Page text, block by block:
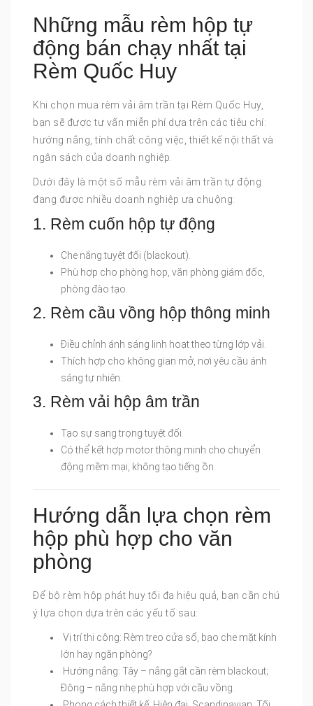
Những mẫu rèm hộp tự
động bán chạy nhất tại
Rèm Quốc Huy
Khi chọn mua rèm vải âm trần tại Rèm Quốc Huy,
bạn sẽ được tư vấn miễn phí dựa trên các tiêu chí:
hướng nắng, tính chất công việc, thiết kế nội thất và
ngân sách của doanh nghiệp.
Dưới đây là một số mẫu rèm vải âm trần tự động
đang được nhiều doanh nghiệp ưa chuộng:
1. Rèm cuốn hộp tự động
Che nắng tuyệt đối (blackout).
Phù hợp cho phòng họp, văn phòng giám đốc,
phòng đào tạo.
2. Rèm cầu vồng hộp thông minh
Điều chỉnh ánh sáng linh hoạt theo từng lớp vải.
Thích hợp cho không gian mở, nơi yêu cầu ánh
sáng tự nhiên.
3. Rèm vải hộp âm trần
Tạo sự sang trọng tuyệt đối.
Có thể kết hợp motor thông minh cho chuyển
động mềm mại, không tạo tiếng ồn.
Hướng dẫn lựa chọn rèm
hộp phù hợp cho văn
phòng
Để bộ rèm hộp phát huy tối đa hiệu quả, bạn cần chú
ý lựa chọn dựa trên các yếu tố sau:
Vị trí thi công: Rèm treo cửa sổ, bao che mặt kính
lớn hay ngăn phòng?
Hướng nắng: Tây – nắng gắt cần rèm blackout;
Đông – nắng nhẹ phù hợp với cầu vồng.